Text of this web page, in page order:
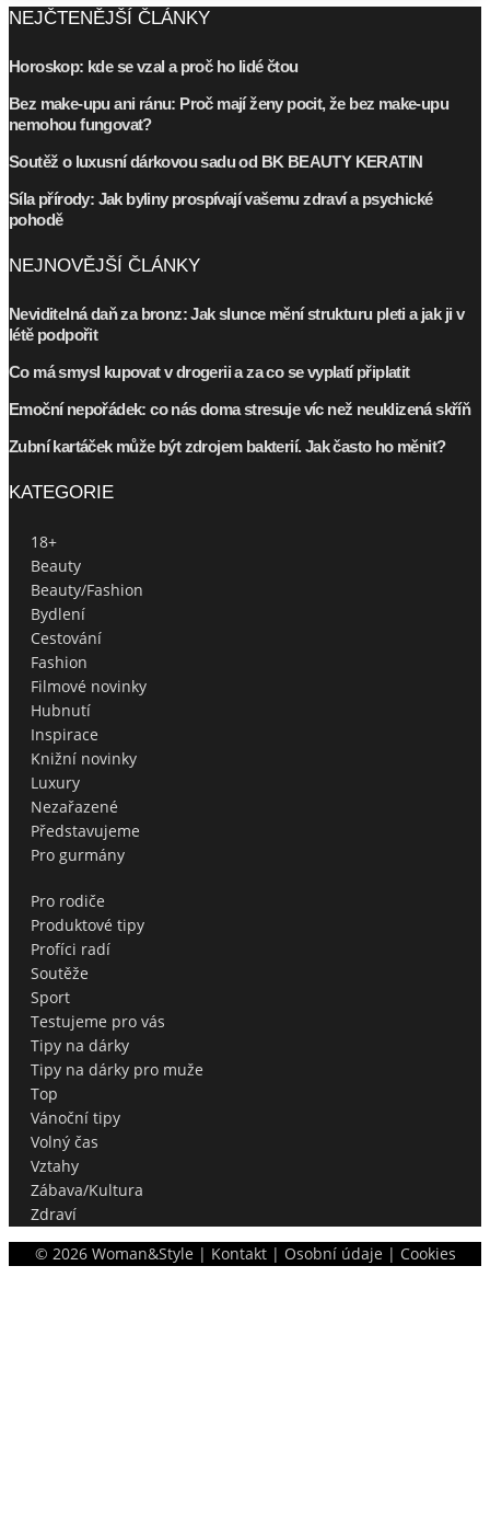
NEJČTENĚJŠÍ ČLÁNKY
Horoskop: kde se vzal a proč ho lidé čtou
Bez make-upu ani ránu: Proč mají ženy pocit, že bez make-upu
nemohou fungovat?
Soutěž o luxusní dárkovou sadu od BK BEAUTY KERATIN
Síla přírody: Jak byliny prospívají vašemu zdraví a psychické
pohodě
NEJNOVĚJŠÍ ČLÁNKY
Neviditelná daň za bronz: Jak slunce mění strukturu pleti a jak ji v
létě podpořit
Co má smysl kupovat v drogerii a za co se vyplatí připlatit
Emoční nepořádek: co nás doma stresuje víc než neuklizená skříň
Zubní kartáček může být zdrojem bakterií. Jak často ho měnit?
KATEGORIE
18+
Beauty
Beauty/Fashion
Bydlení
Cestování
Fashion
Filmové novinky
Hubnutí
Inspirace
Knižní novinky
Luxury
Nezařazené
Představujeme
Pro gurmány
Pro rodiče
Produktové tipy
Profíci radí
Soutěže
Sport
Testujeme pro vás
Tipy na dárky
Tipy na dárky pro muže
Top
Vánoční tipy
Volný čas
Vztahy
Zábava/Kultura
Zdraví
© 2026Woman&Style | Kontakt| Osobní údaje | Cookies